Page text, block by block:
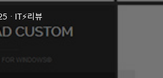
ㆍ IT⚡리뷰